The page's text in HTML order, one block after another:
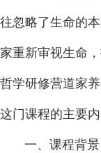
往忽略了生命的
家重新审视生命
哲学研修营道家
这门课程的主要内
一、课程背景